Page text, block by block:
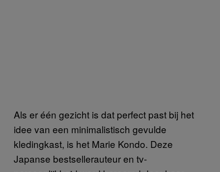
Als er één gezicht is dat perfect past bij het
idee van een minimalistisch gevulde
kledingkast, is het Marie Kondo. Deze
Japanse bestsellerauteur en tv-